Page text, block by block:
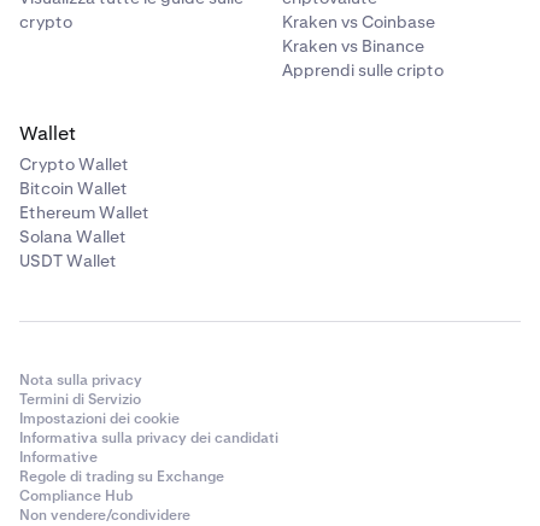
crypto
Kraken vs Coinbase
Kraken vs Binance
Apprendi sulle cripto
Wallet
Crypto Wallet
Bitcoin Wallet
Ethereum Wallet
Solana Wallet
USDT Wallet
Nota sulla privacy
Termini di Servizio
Impostazioni dei cookie
Informativa sulla privacy dei candidati
Informative
Regole di trading su Exchange
Compliance Hub
Non vendere/condividere